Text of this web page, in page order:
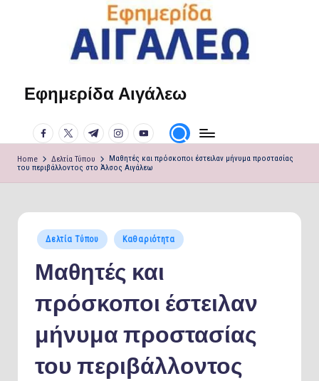
Εφημερίδα Αιγάλεω
φωνή
σου!
facebook.com
twitter.com
t.me instagram.com
youtube.com
Home Δελτία Τύπου
Μαθητές και πρόσκοποι έστειλαν μήνυμα προστασίας
του περιβάλλοντος στο Άλσος Αιγάλεω
Posted
in
Δελτία Τύπου Καθαριότητα
Μαθητές και
πρόσκοποι έστειλαν
μήνυμα προστασίας
του περιβάλλοντος